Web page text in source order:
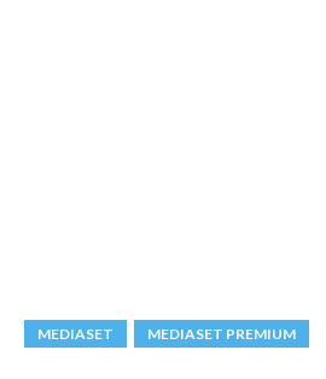
MEDIASET MEDIASET PREMIUM